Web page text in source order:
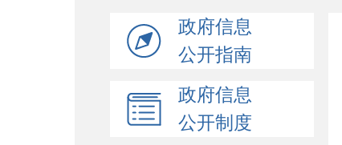
政府信息
公开指南
政府信息
公开制度